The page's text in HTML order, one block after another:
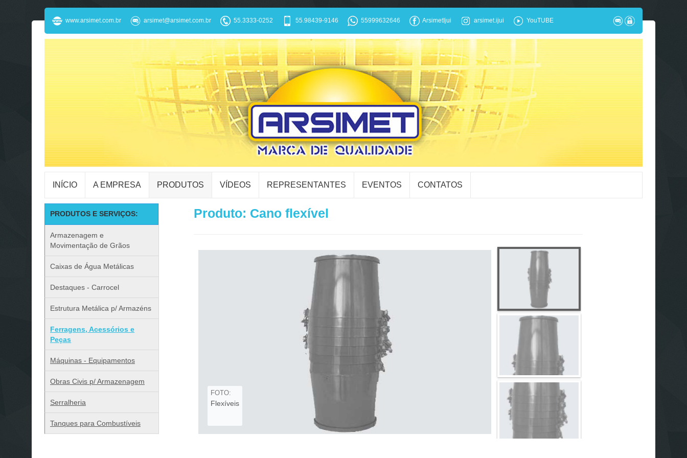
www.arsimet.com.br arsimet@arsimet.com.br 55.3333-0252 55.98439-9146 55999632646 ArsimetIjui arsimet.ijui YouTUBE
INÍCIO A EMPRESA PRODUTOS VÍDEOS REPRESENTANTES EVENTOS CONTATOS
PRODUTOS E SERVIÇOS:
Armazenagem e
Movimentação de Grãos
Caixas de Água Metálicas
Destaques - Carrocel
Estrutura Metálica p/ Armazéns
Ferragens, Acessórios e
Peças
Máquinas - Equipamentos
Obras Civis p/ Armazenagem
Serralheria
Tanques para Combustíveis
Produto: Cano flexível
FOTO:
Flexíveis